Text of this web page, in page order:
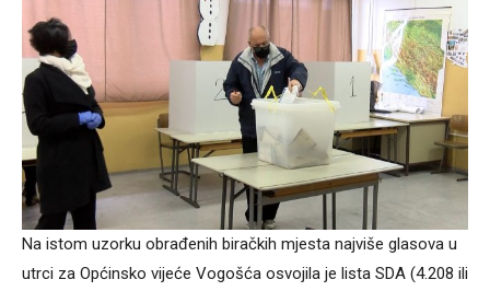
Na istom uzorku obrađenih biračkih mjesta najviše glasova u
utrci za Općinsko vijeće Vogošća osvojila je lista SDA (4.208 ili